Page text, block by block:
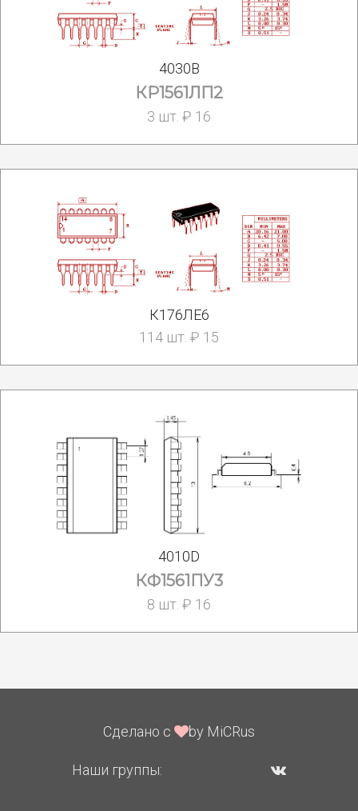
4030B
КР1561ЛП2
3 шт. ₽ 16
К176ЛЕ6
114 шт. ₽ 15
4010D
КФ1561ПУ3
8 шт. ₽ 16
Сделано с by MiCRus
Наши группы: